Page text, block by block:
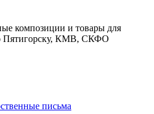
композиции и товары для
Пятигорску, КМВ, СКФО
письма